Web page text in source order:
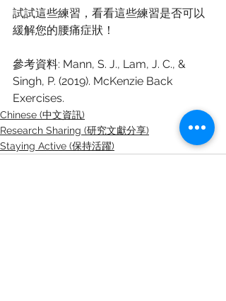
試試這些練習，看看這些練習是否可以
緩解您的腰痛症狀！
參考資料: Mann, S. J., Lam, J. C., &
Singh, P. (2019). McKenzie Back
Exercises.
Chinese (中文資訊)
Research Sharing (研究文獻分享)
Staying Active (保持活躍)